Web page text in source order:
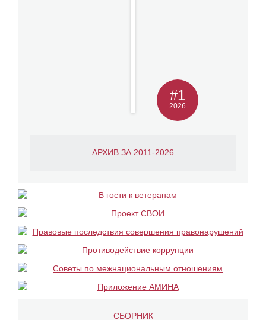
АРХИВ ЗА 2011-2026
#1
2026
СБОРНИК